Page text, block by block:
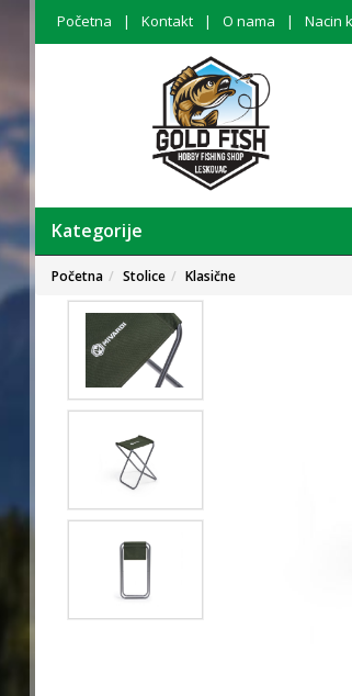
Početna Kontakt O nama Nacin
Kategorije
Početna Stolice Klasične